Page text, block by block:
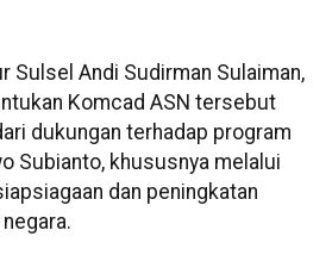
Sulsel Andi Sudirman Sulaiman,
Komcad ASN tersebut
dukungan terhadap program
Subianto, khususnya melalui
dan peningkatan